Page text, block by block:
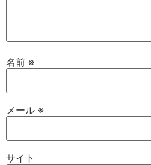
名前 ※
メール ※
サイト